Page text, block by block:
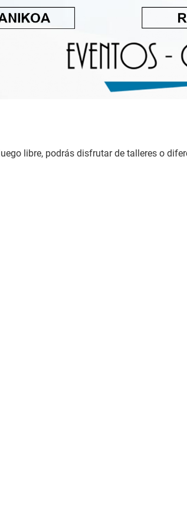
libre, podrás disfrutar de talleres o